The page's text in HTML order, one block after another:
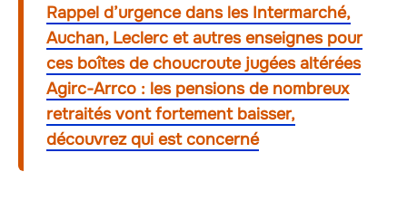
Rappel d’urgence dans les Intermarché,
Auchan, Leclerc et autres enseignes pour
ces boîtes de choucroute jugées altérées
Agirc-Arrco : les pensions de nombreux
retraités vont fortement baisser,
découvrez qui est concerné